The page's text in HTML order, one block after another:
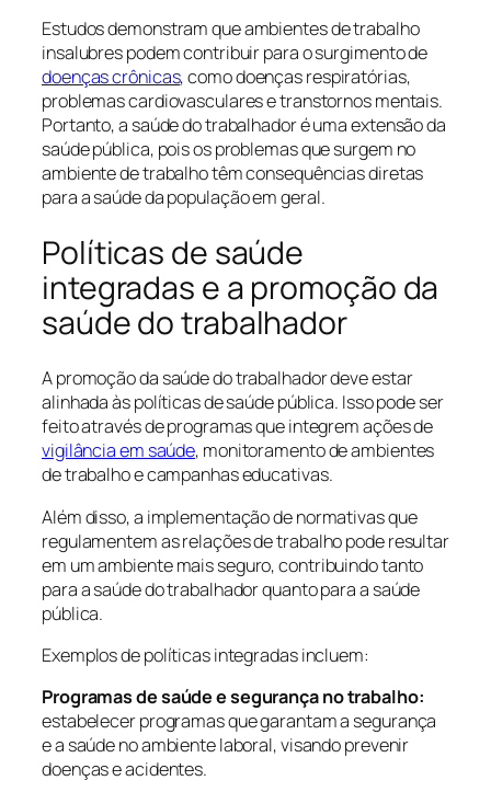
Estudos demonstram que ambientes de trabalho
insalubres podem contribuir para o surgimento de
doenças crônicas, como doenças respiratórias,
problemas cardiovasculares e transtornos mentais.
Portanto, a saúde do trabalhador é uma extensão da
saúde pública, pois os problemas que surgem no
ambiente de trabalho têm consequências diretas
para a saúde da população em geral.
Políticas de saúde
integradas e a promoção da
saúde do trabalhador
A promoção da saúde do trabalhador deve estar
alinhada às políticas de saúde pública. Isso pode ser
feito através de programas que integrem ações de
vigilância em saúde, monitoramento de ambientes
de trabalho e campanhas educativas.
Além disso, a implementação de normativas que
regulamentem as relações de trabalho pode resultar
em um ambiente mais seguro, contribuindo tanto
para a saúde do trabalhador quanto para a saúde
pública.
Exemplos de políticas integradas incluem:
Programas de saúde e segurança no trabalho:
estabelecer programas que garantam a segurança
e a saúde no ambiente laboral, visando prevenir
doenças e acidentes.